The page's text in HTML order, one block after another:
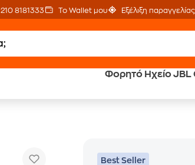
210 8181333 Το Wallet μου Εξέλιξη παραγγελίας
Φορητό Ηχείο JBL
Δωρεάν Μεταφορικά
Best Seller